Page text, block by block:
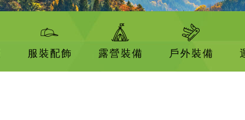
服裝配飾 露營裝備 戶外裝備